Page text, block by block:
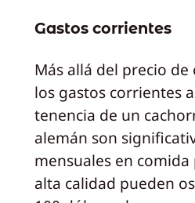
Gastos corrientes
Más allá del precio
los gastos corrientes
tenencia de un
alemán son
mensuales en
alta calidad pueden